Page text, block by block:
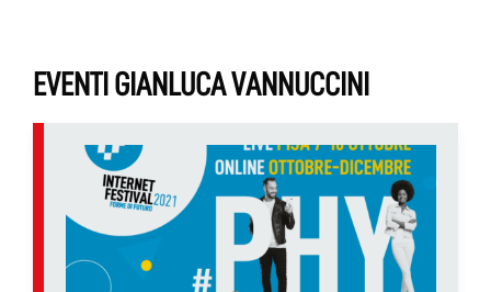
EVENTI GIANLUCA VANNUCCINI